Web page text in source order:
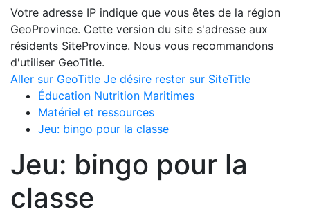
Votre adresse IP indique que vous êtes de la région
GeoProvince. Cette version du site s'adresse aux
résidents SiteProvince. Nous vous recommandons
d'utiliser GeoTitle.
Aller sur GeoTitle Je désire rester sur SiteTitle
Éducation Nutrition Maritimes
Matériel et ressources
Jeu: bingo pour la classe
Jeu: bingo pour la
classe